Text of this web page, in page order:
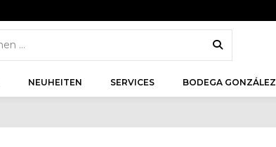
NEUHEITEN SERVICES BODEGA GONZÁLEZ